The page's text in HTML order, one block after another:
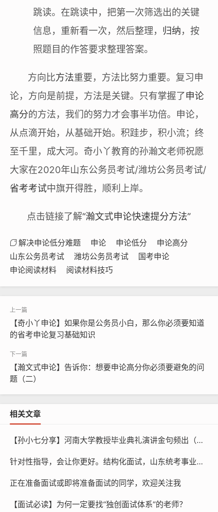
跳读。在跳读中，把第一次筛选出的关键
信息，重新看一次，然后整理， 归纳，按
照题目的作答要求整理答案。
方向比方法重要，方法比努力重要。复习申
论，方向是前提，方法是关键。只有掌握了申论
高分的方法，我们的努力才会事半功倍。申论，
从点滴开始，从基础开始。积跬步，积小流；终
至千里，成大河。奇小丫教育的孙瀚文老师祝愿
大家在2020年山东公务员考试/潍坊公务员考试/
省考考试中旗开得胜，顺利上岸。
点击链接了解“瀚文式申论快速提分方法”
解决申论低分难题 申论 申论低分
申论高分
山东公务员考试
潍坊公务员考试
国考申论
申论阅读材料
阅读材料技巧
【奇小丫申论】如果你是公务员小白，那么你必须要知道
的省考申论复习基础知识
【瀚文式申论】告诉你：想要申论高分你必须要避免的问
题（二）
相关文章
【孙小七分享】河南大学教授毕业典礼演讲金句频出（面试）
针对性指导，会让你更好。结构化面试，山东统考事业编面试
正在准备面试或即将准备面试的同学，欢迎关注我
【面试必读】为何一定要找“独创面试体系”的老师？